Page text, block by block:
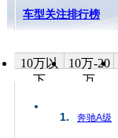
车型关注排行榜
10万以
下
10万-20
万
1. 奔驰A级